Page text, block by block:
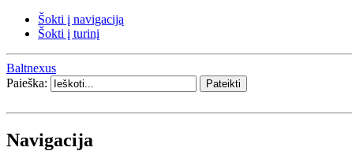
Šokti į navigaciją
Šokti į turinį
Baltnexus
Paieška:
Navigacija